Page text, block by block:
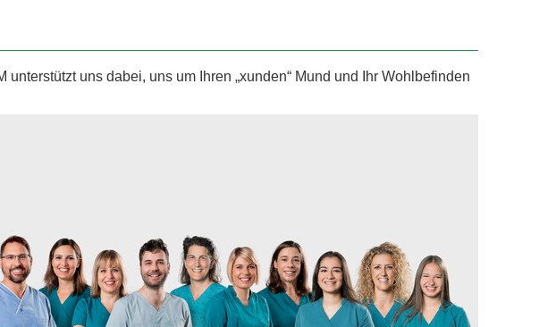
uns dabei, uns um Ihren „xunden“ Mund und Ihr Wohlbefinden